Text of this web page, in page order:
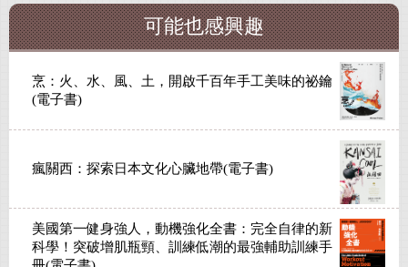
可能也感興趣
烹：火、水、風、土，開啟千百年手工美味的祕鑰
(電子書)
瘋關西：探索日本文化心臟地帶(電子書)
美國第一健身強人，動機強化全書：完全自律的新
科學！突破增肌瓶頸、訓練低潮的最強輔助訓練手